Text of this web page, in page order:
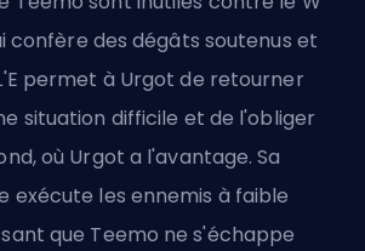
confère des dégâts soutenus et
permet à Urgot de retourner
situation difficile et de l'obliger
où Urgot a l'avantage. Sa
exécute les ennemis à faible
que Teemo ne s'échappe